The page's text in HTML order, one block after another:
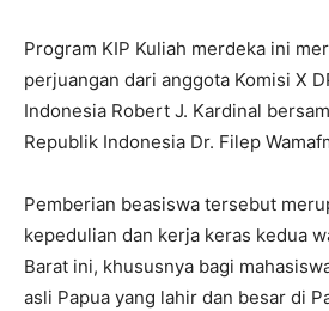
Program KIP Kuliah merdeka ini
perjuangan dari anggota Komisi X
Indonesia Robert J. Kardinal
Republik Indonesia Dr. Filep
Pemberian beasiswa tersebut
kepedulian dan kerja keras kedua
Barat ini, khususnya bagi
asli Papua yang lahir dan besar di